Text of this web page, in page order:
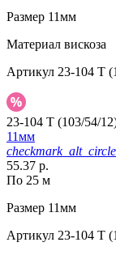
Размер 11мм
Материал вискоза
Артикул 23-104 T
23-104 T (103/54/
11мм
checkmark_alt_circle
55.37 р.
По 25 м
Размер 11мм
Артикул 23-104 T